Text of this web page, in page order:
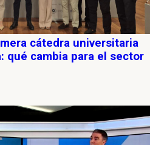
cátedra universitaria
qué cambia para el sector